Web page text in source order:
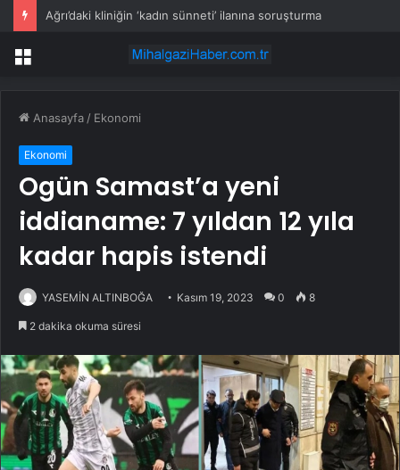
Ağrı’daki kliniğin ‘kadın sünneti’ ilanına soruşturma
Menü
Anasayfa / Ekonomi
Ekonomi
Ogün Samast’a yeni
iddianame: 7 yıldan 12 yıla
kadar hapis istendi
YASEMİN ALTINBOĞA Kasım 19, 2023 0 8
2 dakika okuma süresi